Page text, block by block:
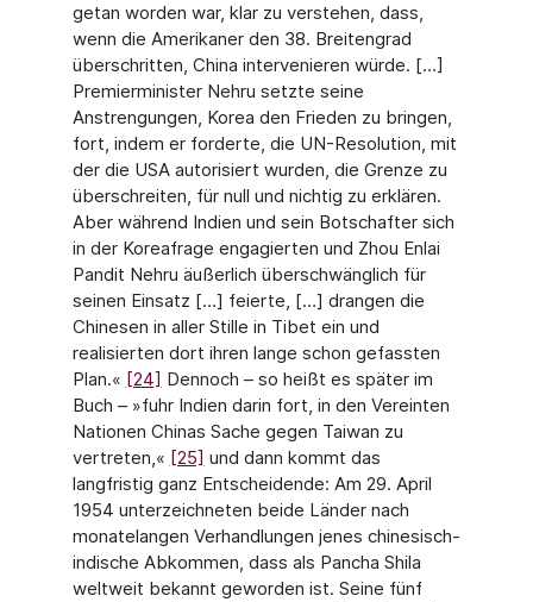
getan worden war, klar zu verstehen, dass,
wenn die Amerikaner den 38. Breitengrad
überschritten, China intervenieren würde. […]
Premierminister Nehru setzte seine
Anstrengungen, Korea den Frieden zu bringen,
fort, indem er forderte, die UN-Resolution, mit
der die USA autorisiert wurden, die Grenze zu
überschreiten, für null und nichtig zu erklären.
Aber während Indien und sein Botschafter sich
in der Koreafrage engagierten und Zhou Enlai
Pandit Nehru äußerlich überschwänglich für
seinen Einsatz […] feierte, […] drangen die
Chinesen in aller Stille in Tibet ein und
realisierten dort ihren lange schon gefassten
Plan.« [24] Dennoch – so heißt es später im
Buch – »fuhr Indien darin fort, in den Vereinten
Nationen Chinas Sache gegen Taiwan zu
vertreten,« [25] und dann kommt das
langfristig ganz Entscheidende: Am 29. April
1954 unterzeichneten beide Länder nach
monatelangen Verhandlungen jenes chinesisch-
indische Abkommen, dass als Pancha Shila
weltweit bekannt geworden ist. Seine fünf